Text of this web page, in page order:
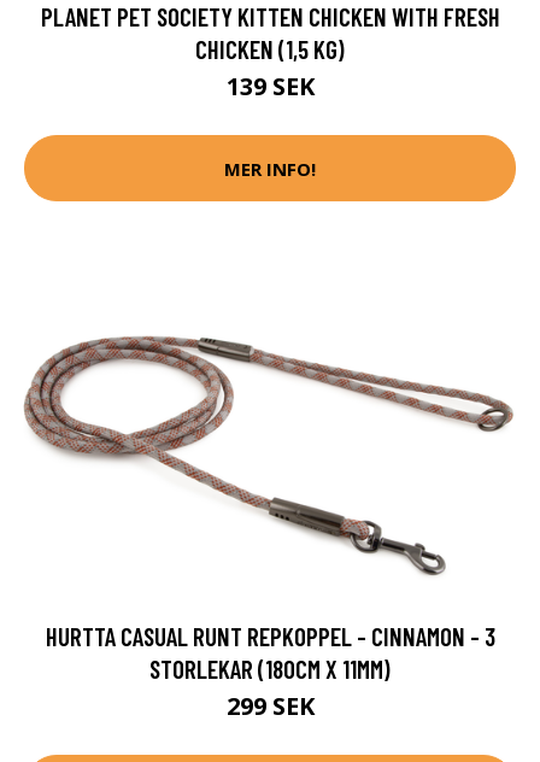
PLANET PET SOCIETY KITTEN CHICKEN WITH FRESH
CHICKEN (1,5 KG)
139 SEK
MER INFO!
HURTTA CASUAL RUNT REPKOPPEL - CINNAMON - 3
STORLEKAR (180CM X 11MM)
299 SEK